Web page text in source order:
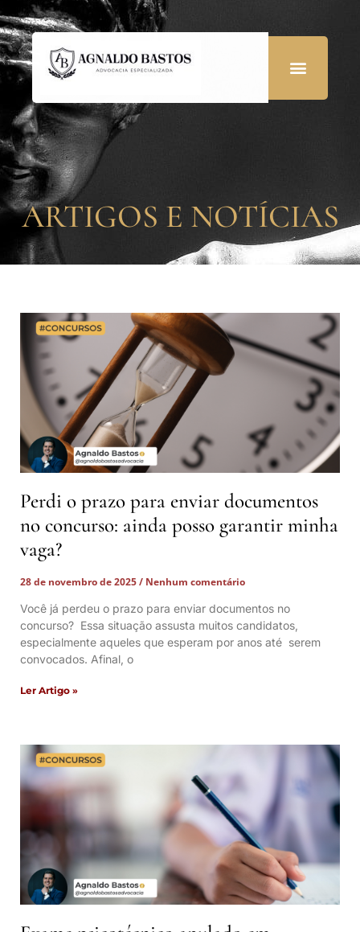
ARTIGOS E NOTÍCIAS
Perdi o prazo para enviar documentos
no concurso: ainda posso garantir minha
vaga?
28 de novembro de 2025
Nenhum comentário
Você já perdeu o prazo para enviar documentos no
concurso? Essa situação assusta muitos candidatos,
especialmente aqueles que esperam por anos até serem
convocados. Afinal, o
Ler Artigo »